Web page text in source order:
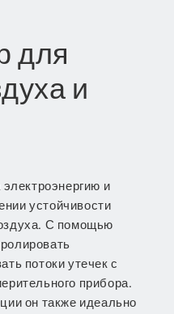
для
и
и
устойчивости
С помощью
потоки утечек с
прибора.
он также идеально